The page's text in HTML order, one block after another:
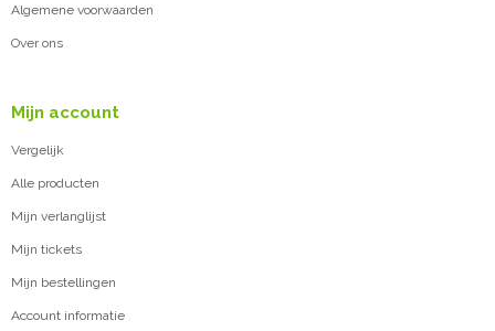
Algemene voorwaarden
Over ons
Mijn account
Vergelijk
Alle producten
Mijn verlanglijst
Mijn tickets
Mijn bestellingen
Account informatie